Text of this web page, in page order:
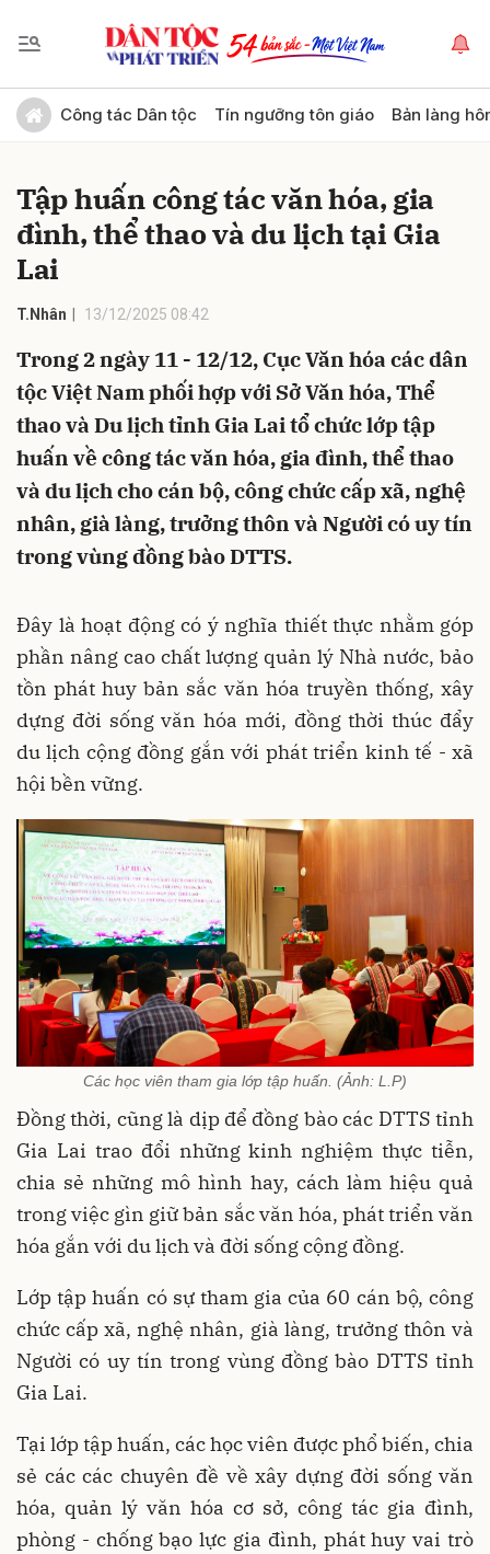
Công tác Dân tộc Tín ngưỡng tôn giáo Bản làng
Tập huấn công tác văn hóa, gia
đình, thể thao và du lịch tại Gia
Lai
T.Nhân 13/12/2025 08:42
Trong 2 ngày 11 - 12/12, Cục Văn hóa các dân
tộc Việt Nam phối hợp với Sở Văn hóa, Thể
thao và Du lịch tỉnh Gia Lai tổ chức lớp tập
huấn về công tác văn hóa, gia đình, thể thao
và du lịch cho cán bộ, công chức cấp xã, nghệ
nhân, già làng, trưởng thôn và Người có uy tín
trong vùng đồng bào DTTS.
Đây là hoạt động có ý nghĩa thiết thực nhằm góp
phần nâng cao chất lượng quản lý Nhà nước, bảo
tồn phát huy bản sắc văn hóa truyền thống, xây
dựng đời sống văn hóa mới, đồng thời thúc đẩy
du lịch cộng đồng gắn với phát triển kinh tế - xã
hội bền vững.
Các học viên tham gia lớp tập huấn. (Ảnh: L.P)
Đồng thời, cũng là dịp để đồng bào các DTTS tỉnh
Gia Lai trao đổi những kinh nghiệm thực tiễn,
chia sẻ những mô hình hay, cách làm hiệu quả
trong việc gìn giữ bản sắc văn hóa, phát triển văn
hóa gắn với du lịch và đời sống cộng đồng.
Lớp tập huấn có sự tham gia của 60 cán bộ, công
chức cấp xã, nghệ nhân, già làng, trưởng thôn và
Người có uy tín trong vùng đồng bào DTTS tỉnh
Gia Lai.
Tại lớp tập huấn, các học viên được phổ biến, chia
sẻ các các chuyên đề về xây dựng đời sống văn
hóa, quản lý văn hóa cơ sở, công tác gia đình,
phòng - chống bạo lực gia đình, phát huy vai trò
Gửi bình luận